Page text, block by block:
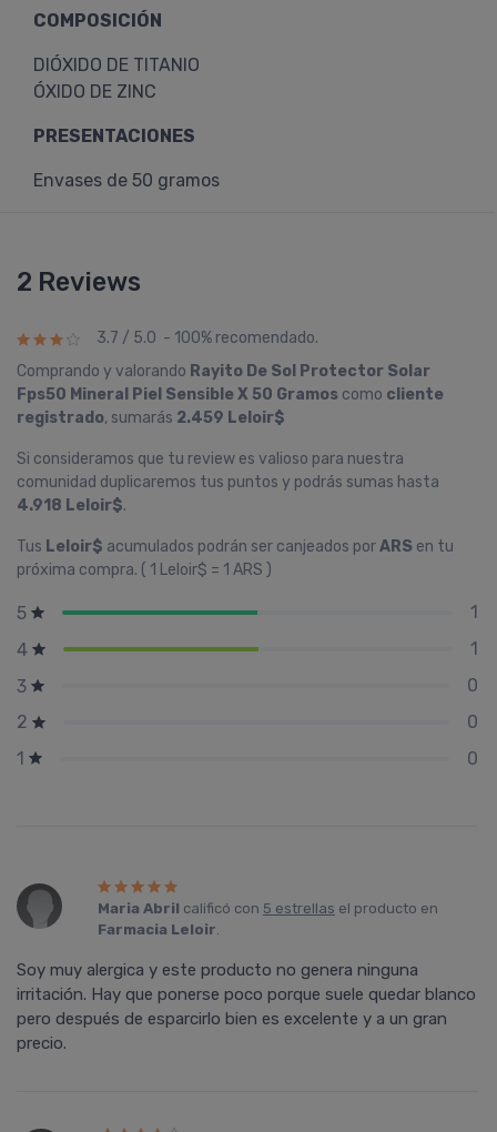
COMPOSICIÓN
DIÓXIDO DE TITANIO
ÓXIDO DE ZINC
PRESENTACIONES
Envases de 50 gramos
2 Reviews
3.7 / 5.0 - 100% recomendado.
Comprando y valorando Rayito De Sol Protector Solar
Fps50 Mineral Piel Sensible X 50 Gramos como cliente
registrado, sumarás 2.459 Leloir$
Si consideramos que tu review es valioso para nuestra
comunidad duplicaremos tus puntos y podrás sumas hasta
4.918 Leloir$.
Tus Leloir$ acumulados podrán ser canjeados porARS en tu
próxima compra. ( 1 Leloir$ = 1 ARS )
5
1
4
1
3
0
2
0
1
0
Maria Abril calificó con 5 estrellas el producto en
Farmacia Leloir.
Soy muy alergica y este producto no genera ninguna
irritación. Hay que ponerse poco porque suele quedar blanco
pero después de esparcirlo bien es excelente y a un gran
precio.